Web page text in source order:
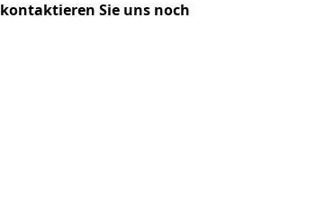
kontaktieren Sie uns noch